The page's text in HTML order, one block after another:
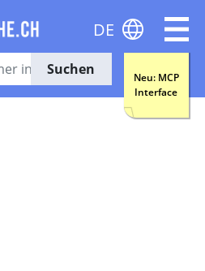
Suchen
Neu: MCP
Interface
DE